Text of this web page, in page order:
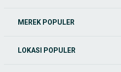
MEREK POPULER
LOKASI POPULER